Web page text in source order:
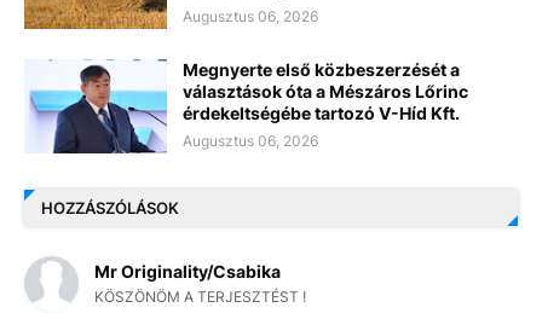
Augusztus 06, 2026
Megnyerte első közbeszerzését a
választások óta a Mészáros Lőrinc
érdekeltségébe tartozó V-Híd Kft.
Augusztus 06, 2026
HOZZÁSZÓLÁSOK
Mr Originality/Csabika
KÖSZÖNÖM A TERJESZTÉST !